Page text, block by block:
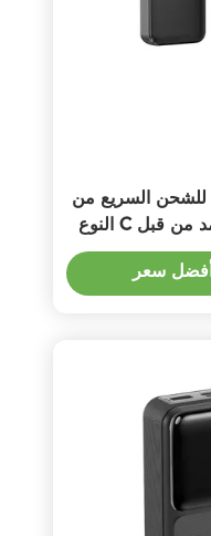
للشحن السريع من
النوع C مع سلك مدمج معتمد من قبل
سعر